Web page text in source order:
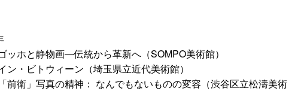
ホと静物画―伝統から革新へ（SOMPO美術館）
・ビトウィーン（埼玉県立近代美術館）
衛」写真の精神： なんでもないものの変容（渋谷区立松濤美術